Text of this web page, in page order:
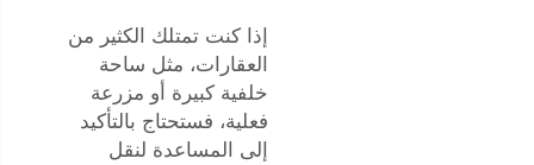
إذا كنت تمتلك الكثير من
العقارات، مثل ساحة
خلفية كبيرة أو مزرعة
فعلية، فستحتاج بالتأكيد
إلى المساعدة لنقل